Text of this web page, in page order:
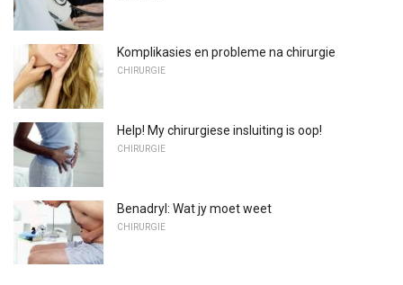
Komplikasies en probleme na chirurgie
CHIRURGIE
Help! My chirurgiese insluiting is oop!
CHIRURGIE
Benadryl: Wat jy moet weet
CHIRURGIE